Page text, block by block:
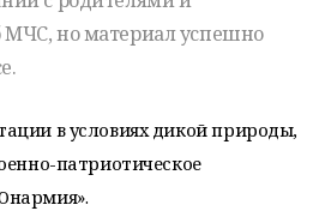
МЧС, но материал успешно
в условиях дикой природы,
патриотическое